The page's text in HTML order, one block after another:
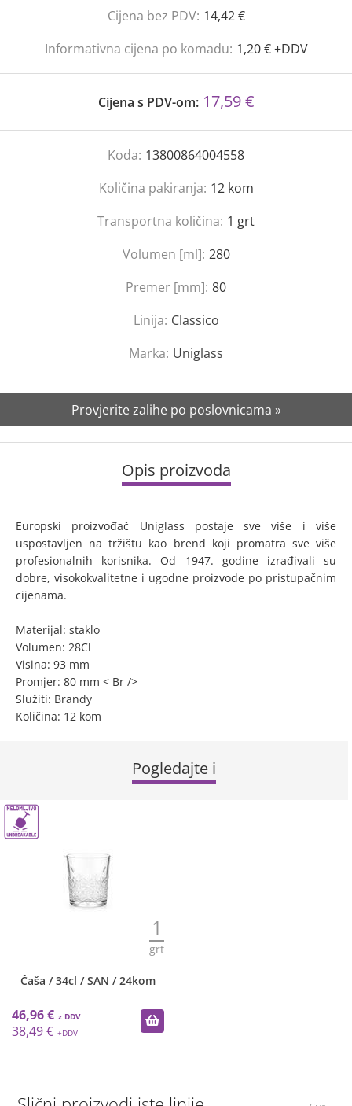
Cijena bez PDV: 14,42 €
Informativna cijena po komadu: 1,20 € +DDV
Cijena s PDV-om: 17,59 €
Koda: 13800864004558
Količina pakiranja: 12 kom
Transportna količina: 1 grt
Volumen [ml]: 280
Premer [mm]: 80
Linija: Classico
Marka: Uniglass
Provjerite zalihe po poslovnicama »
Opis proizvoda
Europski proizvođač Uniglass postaje sve više i više
uspostavljen na tržištu kao brend koji promatra sve više
profesionalnih korisnika. Od 1947. godine izrađivali su
dobre, visokokvalitetne i ugodne proizvode po pristupačnim
cijenama.
Materijal: staklo
Volumen: 28Cl
Visina: 93 mm
Promjer: 80 mm < Br />
Služiti: Brandy
Količina: 12 kom
Pogledajte i
1
grt
Čaša / 34cl / SAN / 24kom
46,96 €
38,49 €